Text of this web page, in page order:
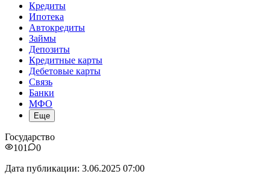
Кредиты
Ипотека
Автокредиты
Займы
Депозиты
Кредитные карты
Дебетовые карты
Связь
Банки
МФО
Еще
Государство
101
0
Дата публикации: 3.06.2025 07:00